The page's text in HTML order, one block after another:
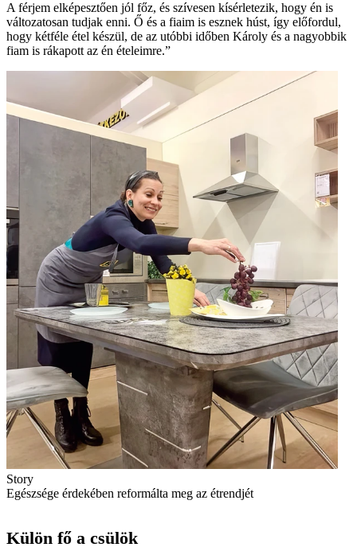
A férjem elképesztően jól főz, és szívesen kísérletezik, hogy én is
változatosan tudjak enni. Ő és a fiaim is esznek húst, így előfordul,
hogy kétféle étel készül, de az utóbbi időben Károly­ és a nagyobbik
fiam is rákapott az én ételeimre.”
Story
Egészsége érdekében reformálta meg az étrendjét
Külön fő a csülök